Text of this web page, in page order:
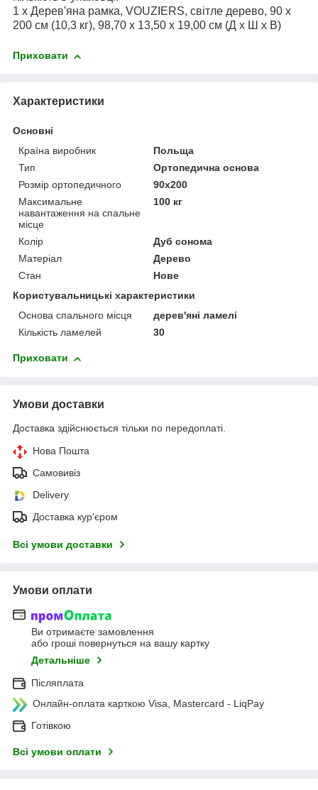
1 x Дерев'яна рамка, VOUZIERS, світле дерево, 90 x
200 см (10,3 кг), 98,70 x 13,50 x 19,00 см (Д x Ш x В)
Приховати
Характеристики
Основні
Країна виробник
Польща
Тип
Ортопедична основа
Розмір ортопедичного
90х200
Максимальне
навантаження на спальне
місце
100 кг
Колір
Дуб сонома
Матеріал
Дерево
Стан
Нове
Користувальницькі характеристики
Основа спального місця
дерев'яні ламелі
Кількість ламелей
30
Приховати
Умови доставки
Доставка здійснюється тільки по передоплаті.
Нова Пошта
Самовивіз
Delivery
Доставка кур'єром
Всі умови доставки
Умови оплати
Ви отримаєте замовлення
або гроші повернуться на вашу картку
Детальніше
Післяплата
Онлайн-оплата карткою Visa, Mastercard - LiqPay
Готівкою
Всі умови оплати